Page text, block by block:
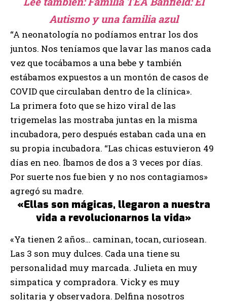
Autismo y una familia azul
“A neonatología no podíamos entrar los dos
juntos. Nos teníamos que lavar las manos cada
vez que tocábamos a una bebe y también
estábamos expuestos a un montón de casos de
COVID que circulaban dentro de la clínica».
La primera foto que se hizo viral de las
trigemelas las mostraba juntas en la misma
incubadora, pero después estaban cada una en
su propia incubadora. “Las chicas estuvieron 49
días en neo. Íbamos de dos a 3 veces por días.
Por suerte nos fue bien y no nos contagiamos»
agregó su madre.
«Ellas son mágicas, llegaron a nuestra
vida a revolucionarnos la vida»
«Ya tienen 2 años… caminan, tocan, curiosean.
Las 3 son muy dulces. Cada una tiene su
personalidad muy marcada. Julieta en muy
simpatica y compradora. Vicky es muy
solitaria y observadora. Delfina nosotros